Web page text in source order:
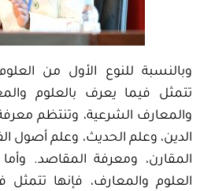
وبالنسبة للنوع الأول من
تتمثل فيما يعرف بالعلوم
والمعارف الشرعية، وتنتظم
الدين، وعلم الحديث، وعلم أصول
المقارن، ومعرفة المقاصد. وأما
العلوم والمعارف، فإنها